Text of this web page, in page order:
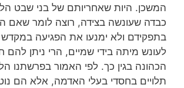
המשכן. היות שאחריותם של בני שבט
כבדה שעונשה בצידה, רוצה לומר שאם
בתפקידם ולא ימנעו את הפגיעה במקדש
לעונש מיתה בידי שמיים, הרי ניתן
הכהונה בגין כך. לפי האמור בפרשתנו
תלויים בחסדי בעלי האדמה, אלא הם